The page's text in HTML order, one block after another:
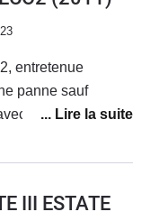
entretenue
panne sauf
235 000 km au
III ESTATE